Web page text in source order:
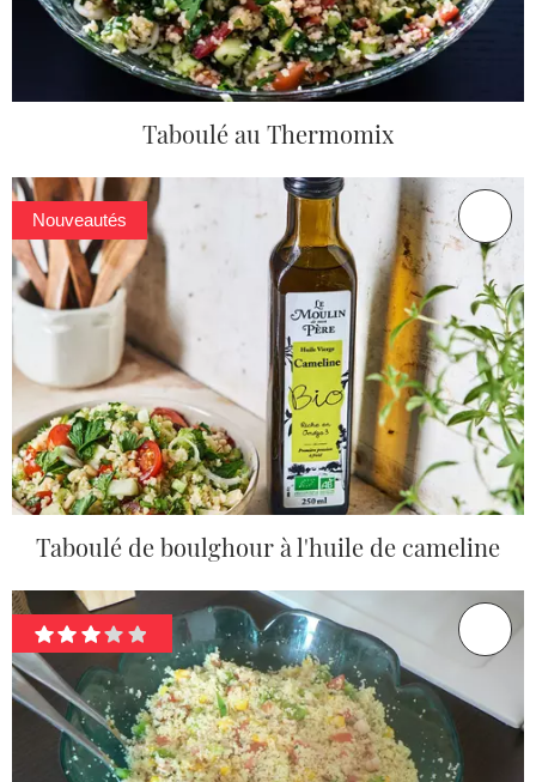
Taboulé au Thermomix
Nouveautés
Taboulé de boulghour à l'huile de cameline